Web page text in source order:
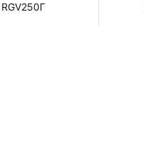
RGV250Γ